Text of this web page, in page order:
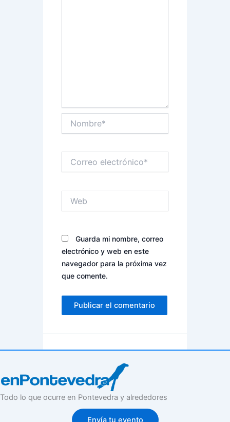
electrónico*
Guarda mi nombre, correo
electrónico y web en este
navegador para la próxima vez
que comente.
Todo lo que ocurre en Pontevedra y alrededores
Envía tu evento